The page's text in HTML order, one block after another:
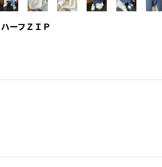
ーフＺＩＰ